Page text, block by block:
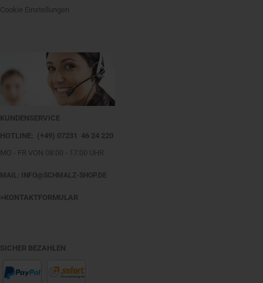
Cookie Einstellungen
KUNDENSERVICE
HOTLINE: (+49) 07231 46 24 220
MO - FR VON 08:00 - 17:00 UHR
MAIL: INFO@SCHMALZ-SHOP.DE
>KONTAKTFORMULAR
SICHER BEZAHLEN